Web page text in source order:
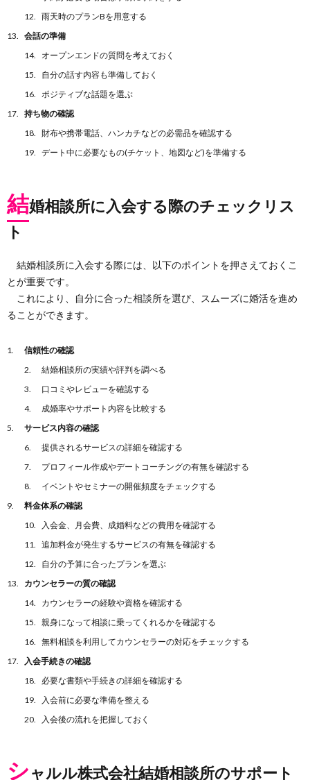
雨天時のプランBを用意する
会話の準備
オープンエンドの質問を考えておく
自分の話す内容も準備しておく
ポジティブな話題を選ぶ
持ち物の確認
財布や携帯電話、ハンカチなどの必需品を確認する
デート中に必要なもの(チケット、地図など)を準備する
結婚相談所に入会する際のチェックリス
ト
結婚相談所に入会する際には、以下のポイントを押さえておくこ
とが重要です。
これにより、自分に合った相談所を選び、スムーズに婚活を進め
ることができます。
信頼性の確認
結婚相談所の実績や評判を調べる
口コミやレビューを確認する
成婚率やサポート内容を比較する
サービス内容の確認
提供されるサービスの詳細を確認する
プロフィール作成やデートコーチングの有無を確認する
イベントやセミナーの開催頻度をチェックする
料金体系の確認
入会金、月会費、成婚料などの費用を確認する
追加料金が発生するサービスの有無を確認する
自分の予算に合ったプランを選ぶ
カウンセラーの質の確認
カウンセラーの経験や資格を確認する
親身になって相談に乗ってくれるかを確認する
無料相談を利用してカウンセラーの対応をチェックする
入会手続きの確認
必要な書類や手続きの詳細を確認する
入会前に必要な準備を整える
入会後の流れを把握しておく
シャルル株式会社結婚相談所のサポート